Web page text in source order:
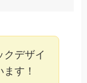
クデザイ
す！